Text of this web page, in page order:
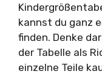
kannst du ganz
finden. Denke
der Tabelle als
einzelne Teile